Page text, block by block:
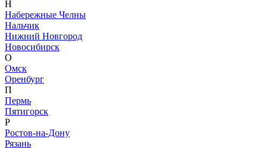
Н
Набережные Челны
Нальчик
Нижний Новгород
Новосибирск
О
Омск
Оренбург
П
Пермь
Пятигорск
Р
Ростов-на-Дону
Рязань